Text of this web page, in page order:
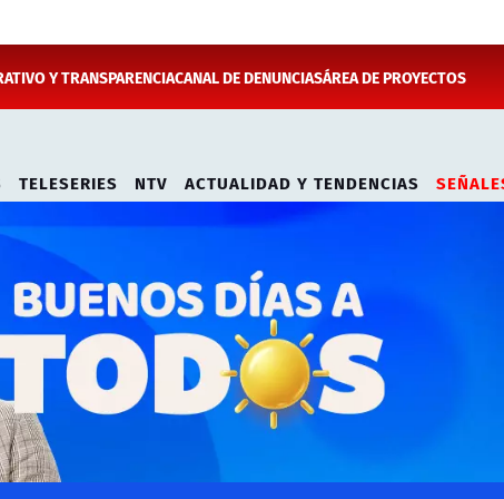
Y TRANSPARENCIACANAL DE DENUNCIASÁREA DE PROYECTOS
TELESERIES NTV ACTUALIDAD Y TENDENCIAS